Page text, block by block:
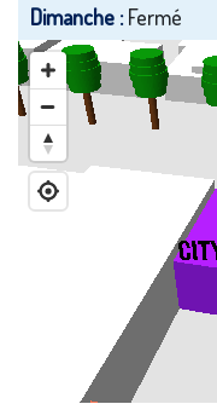
Dimanche :Fermé